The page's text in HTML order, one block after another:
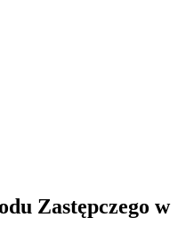
Zastępczego w